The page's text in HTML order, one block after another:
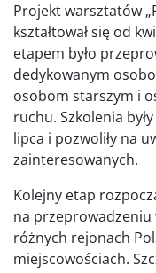
Projekt warsztatów
kształtował się od
etapem było
dedykowanym
osobom starszym i
ruchu. Szkolenia
lipca i pozwoliły na
zainteresowanych.
Kolejny etap
na
różnych rejonach
miejscowościach.